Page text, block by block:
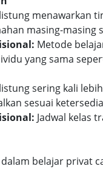
menawarkan
masing-
Metode
yang sama
sering kali
sesuai
Jadwal kelas
dalam belajar privat